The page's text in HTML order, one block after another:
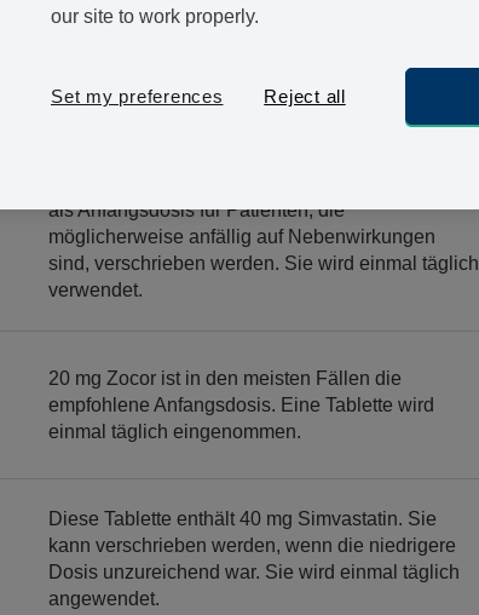
als Anfangsdosis für Patienten, die
möglicherweise anfällig auf Nebenwirkungen
sind, verschrieben werden. Sie wird einmal täglich
verwendet.
20 mg Zocor ist in den meisten Fällen die
empfohlene Anfangsdosis. Eine Tablette wird
einmal täglich eingenommen.
Diese Tablette enthält 40 mg Simvastatin. Sie
kann verschrieben werden, wenn die niedrigere
Dosis unzureichend war. Sie wird einmal täglich
angewendet.
our site to work properly.
Set my preferences Reject all